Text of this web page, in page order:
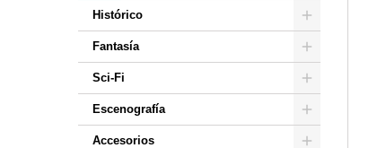
Histórico
Fantasía
Sci-Fi
Escenografía
Accesorios